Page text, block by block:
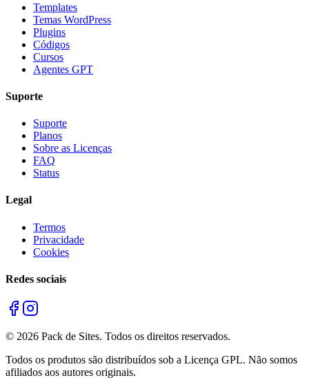
Templates
Temas WordPress
Plugins
Códigos
Cursos
Agentes GPT
Suporte
Suporte
Planos
Sobre as Licenças
FAQ
Status
Legal
Termos
Privacidade
Cookies
Redes sociais
© 2026 Pack de Sites. Todos os direitos reservados.
Todos os produtos são distribuídos sob a Licença GPL. Não somos
afiliados aos autores originais.